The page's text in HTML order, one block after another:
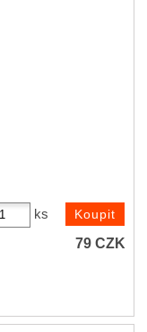
ks
79CZK